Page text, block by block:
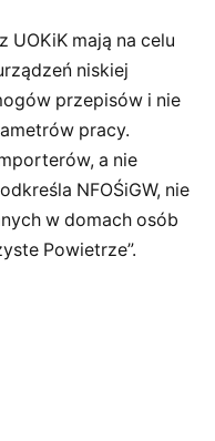
UOKiK mają na celu
niskiej
przepisów i nie
pracy.
a nie
NFOŚiGW, nie
w domach osób
Powietrze”.